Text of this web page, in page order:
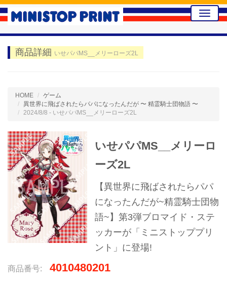
Toggle
商品詳細 いせパパMS__メリーローズ2L
HOME
ゲーム
異世界に飛ばされたらパパになったんだが 〜 精霊騎士団物語 〜
2024/8/8 - いせパパMS__メリーローズ2L
いせパパMS__メリーロ
ーズ2L
【異世界に飛ばされたらパパ
になったんだが~精霊騎士団物
語~】第3弾ブロマイド・ステ
ッカーが「ミニストッププリ
ント」に登場!
商品番号: 4010480201